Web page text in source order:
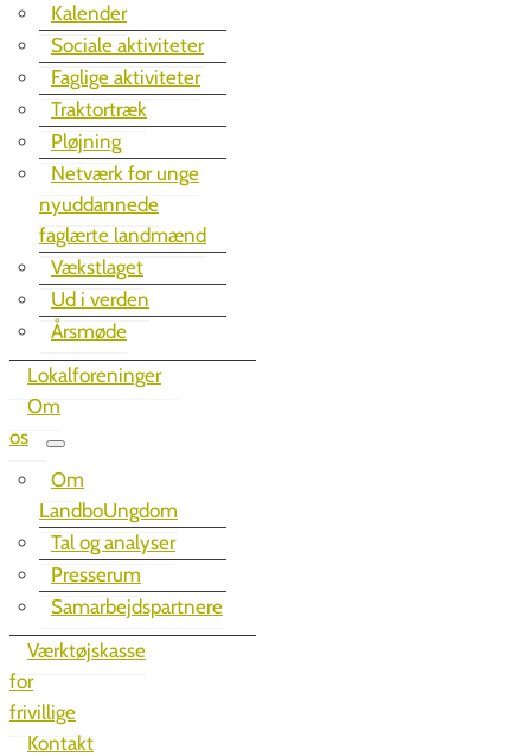
Kalender
Sociale aktiviteter
Faglige aktiviteter
Traktortræk
Pløjning
Netværk for unge
nyuddannede
faglærte landmænd
Vækstlaget
Ud i verden
Årsmøde
Lokalforeninger
Om
os
Om
LandboUngdom
Tal og analyser
Presserum
Samarbejdspartnere
Værktøjskasse
for
frivillige
Kontakt